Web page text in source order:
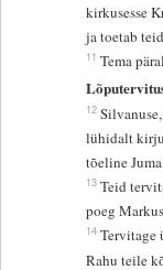
kirkusesse
ja toetab
11 Tema
12
lühidalt
tõeline
13 Teid
poeg
14 Tervitage
Rahu teile